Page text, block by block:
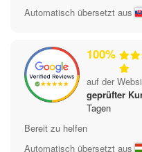
Automatisch übersetzt aus
100%
auf der
geprüfter
Tagen
Bereit zu helfen
Automatisch übersetzt aus